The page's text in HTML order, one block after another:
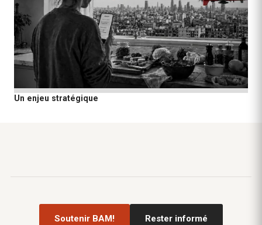
Un enjeu stratégique
Soutenir BAM! Rester informé